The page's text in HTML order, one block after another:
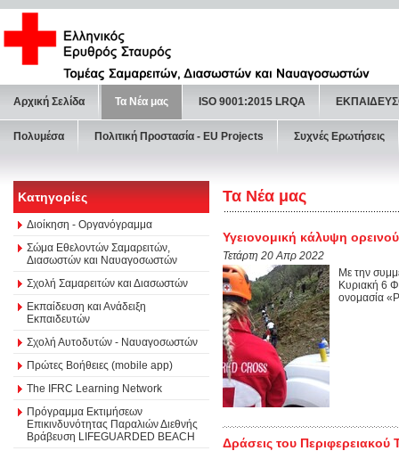
Αρχική Σελίδα Τα Νέα μας ISO 9001:2015 LRQA
Πολυμέσα Πολιτική Προστασία - ΕU Projects Συχνές Ερωτήσεις
Κατηγορίες
Διοίκηση - Οργανόγραμμα
Σώμα Εθελοντών Σαμαρειτών,
Διασωστών και Ναυαγοσωστών
Σχολή Σαμαρειτών και Διασωστών
Εκπαίδευση και Ανάδειξη
Εκπαιδευτών
Σχολή Αυτοδυτών - Ναυαγοσωστών
Πρώτες Βοήθειες (mobile app)
The IFRC Learning Network
Πρόγραμμα Εκτιμήσεων
Επικινδυνότητας Παραλιών Διεθνής
Βράβευση LIFEGUARDED BEACH
Τα Νέα μας
Υγειονομική κάλυψη
Τετάρτη 20 Απρ 2022
Με την
Κυριακή 6
ονομασία
Δράσεις του